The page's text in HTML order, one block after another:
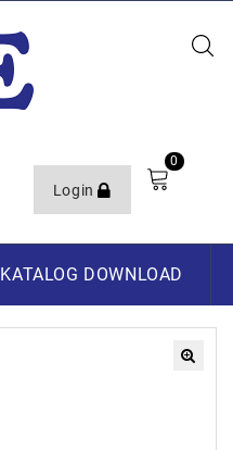
Login
0
KATALOG DOWNLOAD